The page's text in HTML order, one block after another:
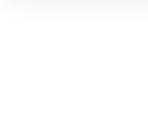
funzionalità dei social
sito con i nostri partner